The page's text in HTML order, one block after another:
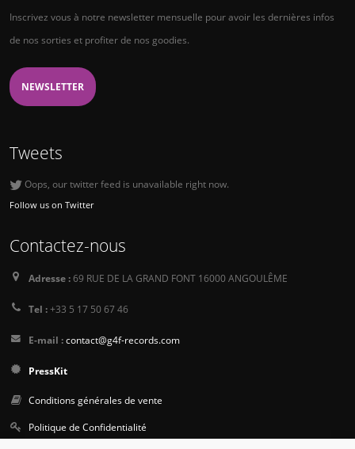
Inscrivez vous à notre newsletter mensuelle pour avoir les dernières infos
de nos sorties et profiter de nos goodies.
NEWSLETTER
Tweets
Oops, our twitter feed is unavailable right now.
Follow us on Twitter
Contactez-nous
Adresse :69 RUE DE LA GRAND FONT 16000 ANGOULÊME
Tel :+33 5 17 50 67 46
E-mail :contact@g4f-records.com
PressKit
Conditions générales de vente
Politique de Confidentialité